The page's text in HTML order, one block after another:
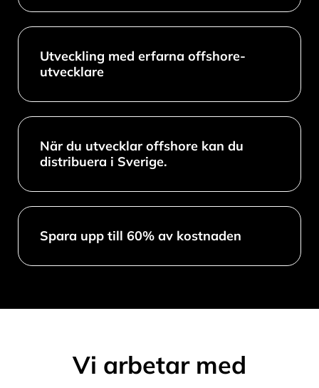
Utveckling med erfarna offshore-
utvecklare
När du utvecklar offshore kan du
distribuera i Sverige.
Spara upp till 60% av kostnaden
Vi arbetar med